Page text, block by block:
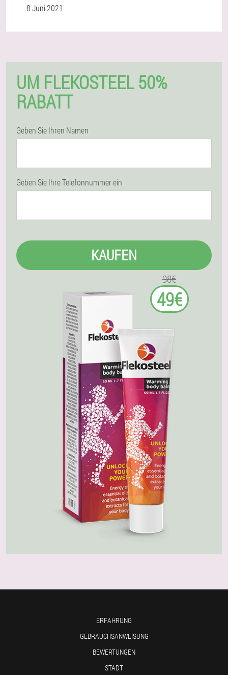
8 Juni 2021
UM FLEKOSTEEL 50%
RABATT
Geben Sie Ihren Namen
Geben Sie Ihre Telefonnummer ein
KAUFEN
98€
49€
ERFAHRUNG
GEBRAUCHSANWEISUNG
BEWERTUNGEN
STADT